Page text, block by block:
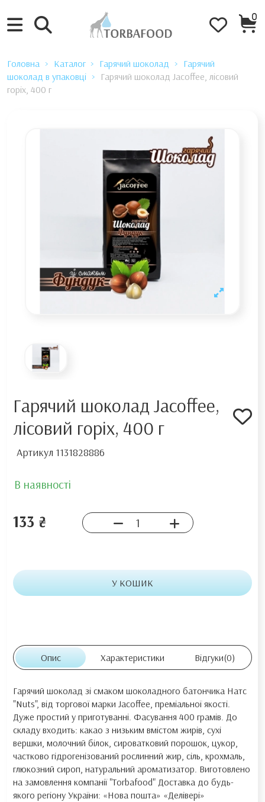
0
Головна Каталог Гарячий шоколад
Гарячий
шоколад в упаковці
Гарячий шоколад Jacoffee, лісовий
горіх, 400 г
Гарячий шоколад Jacoffee,
лісовий горіх, 400 г
Артикул 1131828886
В наявності
133 ₴
У КОШИК
Опис Характеристики Відгуки(0)
Гарячий шоколад зі смаком шоколадного батончика Натс
"Nuts", від торгової марки Jacoffee, преміальної якості.
Дуже простий у приготуванні. Фасування 400 грамів. До
складу входить: какао з низьким вмістом жирів, сухі
вершки, молочний білок, сироватковий порошок, цукор,
частково гідрогенізований рослинний жир, сіль, крохмаль,
глюкозний сироп, натуральний ароматизатор. Виготовлено
на замовлення компанії "Torbafood" Доставка до будь-
якого регіону України: «Нова пошта» «Делівері»